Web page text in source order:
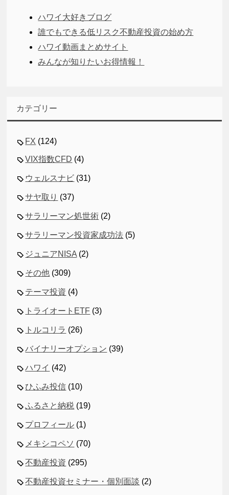
ハワイ大好きブログ
誰でもできる低リスク不動産投資の始め方
ハワイ動画まとめサイト
みんなが知りたいお得情報！
カテゴリー
FX (124)
VIX指数CFD (4)
ウェルスナビ (31)
サヤ取り (37)
サラリーマン処世術 (2)
サラリーマン投資家成功法 (5)
ジュニアNISA (2)
その他 (309)
テーマ投資 (4)
トライオートETF (3)
トルコリラ (26)
バイナリーオプション (39)
ハワイ (42)
ひふみ投信 (10)
ふるさと納税 (19)
プロフィール (1)
メキシコペソ (70)
不動産投資 (295)
不動産投資セミナー・個別面談 (2)